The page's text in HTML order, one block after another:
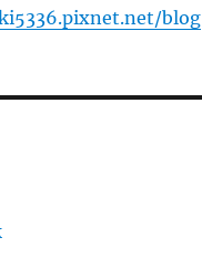
blog